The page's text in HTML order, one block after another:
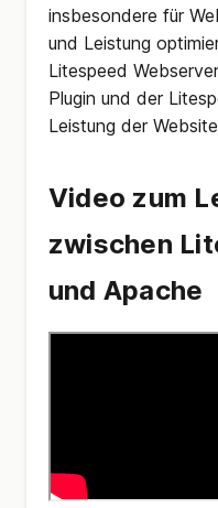
insbesondere für
und Leistung
Litespeed
Plugin und der
Leistung der
Video zum
zwischen
und Apache